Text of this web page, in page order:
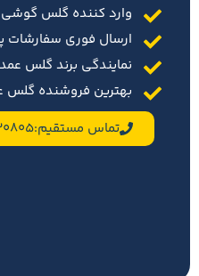
وارد کننده گلس
ارسال فوری
نمایندگی برند گلس
بهترین فروشنده گلس
تماس مستقیم:09102520805